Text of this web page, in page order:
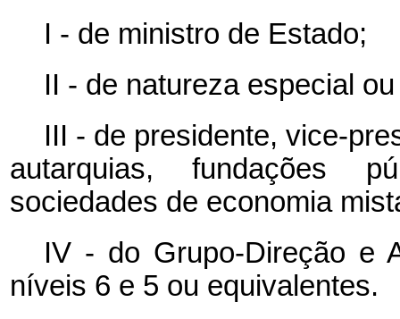
I - de ministro de Estado;
II - de natureza especial
III - de presidente, vice-
autarquias, fundações
sociedades de economia
IV - do Grupo-Direção e
níveis 6 e 5 ou equivalentes.